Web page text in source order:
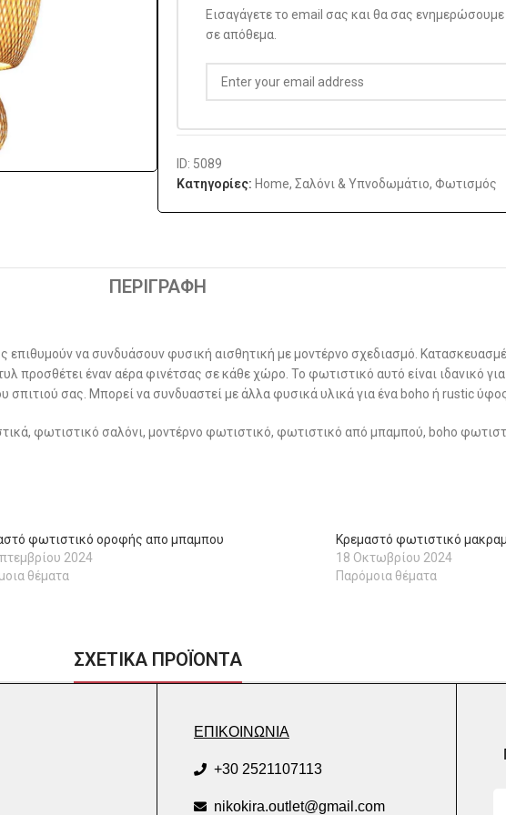
Εισαγάγετε το email σας και θα σας ενημερώσουμε
σε απόθεμα.
ID: 5089
Κατηγορίες: Home, Σαλόνι & Υπνοδωμάτιο, Φωτισμός
ΠΕΡΙΓΡΑΦΉ
επιθυμούν να συνδυάσουν φυσική αισθητική με μοντέρνο σχεδιασμό.
έναν αέρα φινέτσας σε κάθε χώρο. Το φωτιστικό αυτό είναι ιδανικό
σας. Μπορεί να συνδυαστεί με άλλα φυσικά υλικά για ένα boho ή rustic
φωτιστικό σαλόνι, μοντέρνο φωτιστικό, φωτιστικό από μπαμπού, boho
φωτιστικό οροφής απο μπαμπου
2024
θέματα
Κρεμαστό φωτιστικό
18 Οκτωβρίου 2024
Παρόμοια θέματα
ΣΧΕΤΙΚΑ ΠΡΟΪΟΝΤΑ
ΕΠΙΚΟΙΝΩΝΙΑ
+30 2521107113
nikokira.outlet@gmail.com